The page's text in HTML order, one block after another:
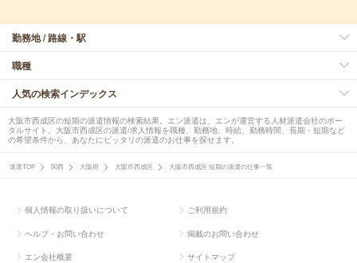
勤務地 / 路線・駅
職種
人気の検索インデックス
大阪市西成区の短期の派遣情報の検索結果。エン派遣は、エンが運営する人材派遣会社のポー
タルサイト。大阪市西成区の派遣/求人情報を職種、勤務地、時給、勤務時間、長期・短期など
の希望条件から、あなたにピッタリの派遣のお仕事を探せます。
派遣TOP 関西 大阪府 大阪市西成区 大阪市西成区 短期の派遣の仕事一覧
個人情報の取り扱いについて ご利用規約
ヘルプ・お問い合わせ 掲載のお問い合わせ
エン会社概要 サイトマップ